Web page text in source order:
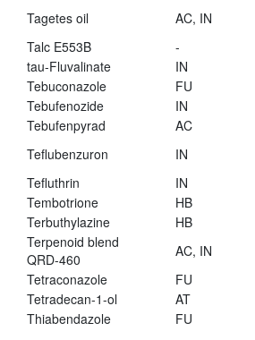
Tagetes oil
AC, IN
Talc E553B
-
tau-Fluvalinate
IN
Tebuconazole
FU
Tebufenozide
IN
Tebufenpyrad
AC
Teflubenzuron
IN
Tefluthrin
IN
Tembotrione
HB
Terbuthylazine
HB
Terpenoid blend
QRD-460
AC, IN
Tetraconazole
FU
Tetradecan-1-ol
AT
Thiabendazole
FU